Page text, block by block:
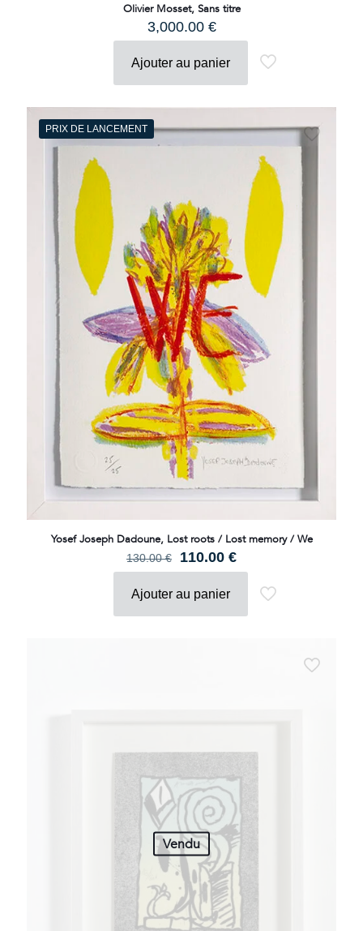
Olivier Mosset, Sans titre
3,000.00 €
Ajouter au panier
PRIX DE LANCEMENT
Yosef Joseph Dadoune, Lost roots / Lost memory / We
130.00€
Le
prix
initial
était :
130.00 €.
110.00 €Le
prix
actuel
110.00 €.
Ajouter au panier
Vendu